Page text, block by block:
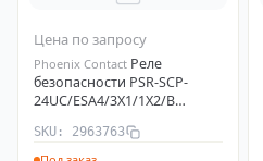
Цена по запросу
Phoenix Contact Реле
безопасности PSR-SCP-
24UC/ESA4/3X1/1X2/B
SKU: 2963763